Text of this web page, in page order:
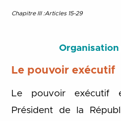
Chapitre III :Articles 15-29
Le pouvoir exécutif
Le pouvoir exécutif
Président de la